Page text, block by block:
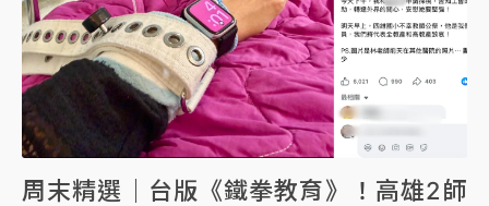
周末精選｜台版《鐵拳教育》！高雄2師